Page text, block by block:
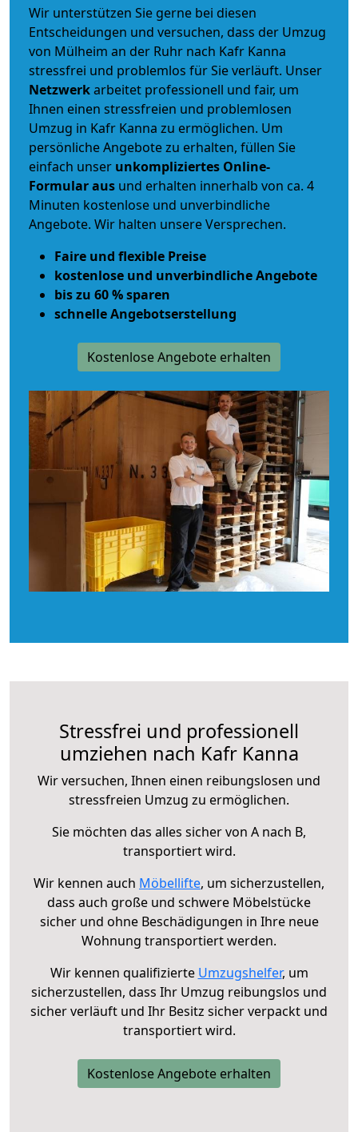
Wir unterstützen Sie gerne bei diesen
Entscheidungen und versuchen, dass der Umzug
von Mülheim an der Ruhr nach Kafr Kanna
stressfrei und problemlos für Sie verläuft. Unser
Netzwerkarbeitet professionell und fair, um
Ihnen einen stressfreien und problemlosen
Umzug in Kafr Kanna zu ermöglichen. Um
persönliche Angebote zu erhalten, füllen Sie
einfach unser unkompliziertes Online-
Formular aus und erhalten innerhalb von ca. 4
Minuten kostenlose und unverbindliche
Angebote. Wir halten unsere Versprechen.
Faire und flexible Preise
kostenlose und unverbindliche Angebote
bis zu 60 % sparen
schnelle Angebotserstellung
Kostenlose Angebote erhalten
Stressfrei und professionell
umziehen nach Kafr Kanna
Wir versuchen, Ihnen einen reibungslosen und
stressfreien Umzug zu ermöglichen.
Sie möchten das alles sicher von A nach B,
transportiert wird.
Wir kennen auch Möbellifte, um sicherzustellen,
dass auch große und schwere Möbelstücke
sicher und ohne Beschädigungen in Ihre neue
Wohnung transportiert werden.
Wir kennen qualifizierte Umzugshelfer, um
sicherzustellen, dass Ihr Umzug reibungslos und
sicher verläuft und Ihr Besitz sicher verpackt und
transportiert wird.
Kostenlose Angebote erhalten